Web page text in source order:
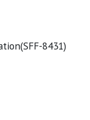
8431)